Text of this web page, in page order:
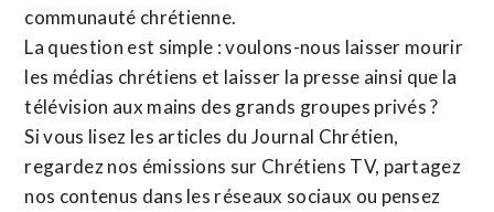
communauté chrétienne.
La question est simple : voulons-nous laisser mourir
les médias chrétiens et laisser la presse ainsi que la
télévision aux mains des grands groupes privés ?
Si vous lisez les articles du Journal Chrétien,
regardez nos émissions sur Chrétiens TV, partagez
nos contenus dans les réseaux sociaux ou pensez